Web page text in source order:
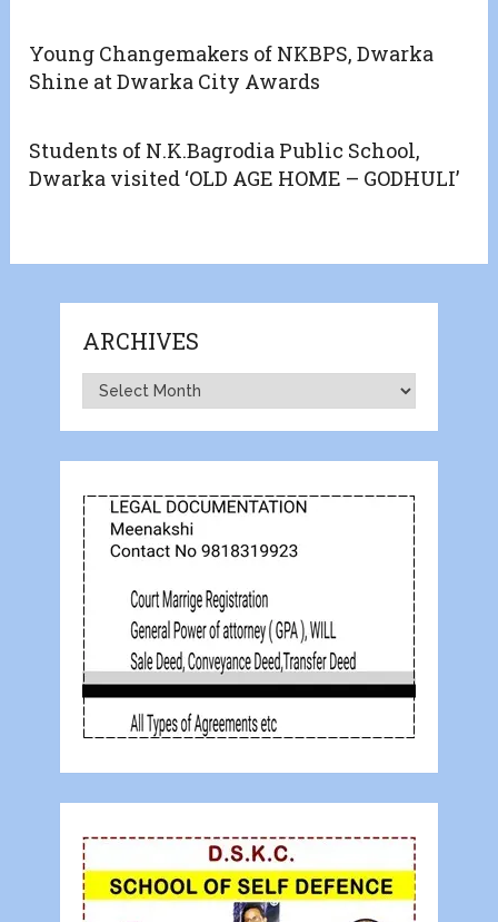
Young Changemakers of NKBPS, Dwarka
Shine at Dwarka City Awards
Students of N.K.Bagrodia Public School,
Dwarka visited ‘OLD AGE HOME – GODHULI’
ARCHIVES
Archives